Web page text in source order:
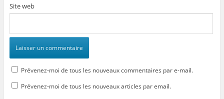
Site web
Prévenez-moi de tous les nouveaux commentaires par e-mail.
Prévenez-moi de tous les nouveaux articles par email.